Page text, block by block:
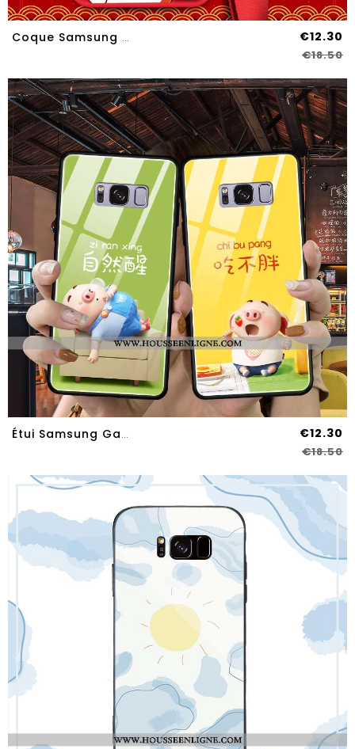
Coque Samsung Galaxy S8 Silicone Protection Ornements Suspendus Tendance Téléphone Portable Rouge Fl €12.30
€18.50
Étui Samsung Galaxy S8 Verre Personnalité Téléphone Portable Ultra Net Rouge Nouveau Jaune €12.30
€18.50